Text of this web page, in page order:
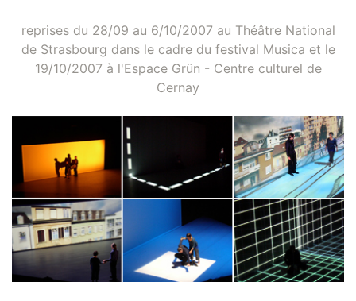
reprises du 28/09 au 6/10/2007 au Théâtre National
de Strasbourg dans le cadre du festival Musica et le
19/10/2007 à l'Espace Grün - Centre culturel de
Cernay